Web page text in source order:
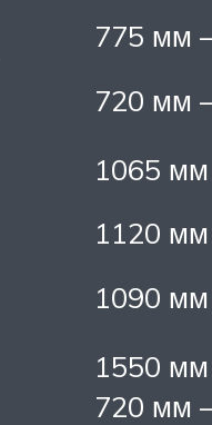
775 мм
720 мм
1065 мм
1120
1090
1550 мм
720 мм